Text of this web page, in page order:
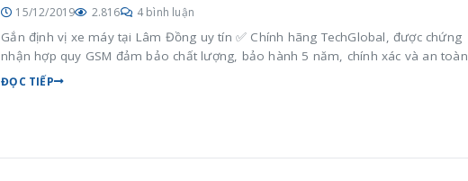
15/12/2019 2.816 4 bình luận
Gắn định vị xe máy tại Lâm Đồng uy tín ✅ Chính hãng TechGlobal, được chứng
nhận hợp quy GSM đảm bảo chất lượng, bảo hành 5 năm, chính xác và an toàn
ĐỌC TIẾP